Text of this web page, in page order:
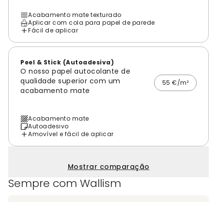
Acabamento mate texturado
Aplicar com cola para papel de parede
Fácil de aplicar
Peel & Stick (Autoadesiva)
O nosso papel autocolante de
qualidade superior com um
acabamento mate
55 €/m²
Acabamento mate
Autoadesivo
Amovível e fácil de aplicar
Mostrar comparação
Sempre com Wallism